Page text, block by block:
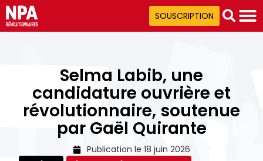
SOUSCRIPTION
Selma Labib, une
candidature ouvrière et
révolutionnaire, soutenue
par Gaël Quirante
Publication le 18 juin 2026